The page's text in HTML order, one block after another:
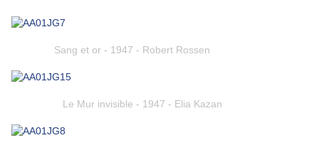
Sang et or - 1947 - Robert Rossen
Le Mur invisible - 1947 - Elia Kazan